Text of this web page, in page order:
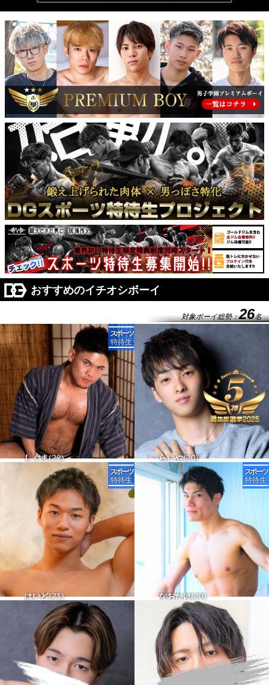
PUA立川
PUA町田
×閉じる
おすすめのイチオシボーイ
26
しぐま 22
166-68 タチ〇 ウケ〇
らいや 20
168-55 タチ△ ウケx
はいど 21
168-58 タチ〇 ウケ〇
なおたけ 20
182-73 タチ〇 ウケx